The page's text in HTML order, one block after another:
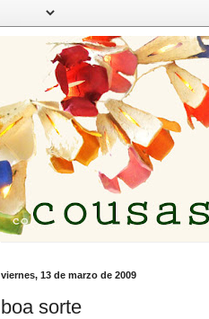
viernes, 13 de marzo de 2009
boa sorte